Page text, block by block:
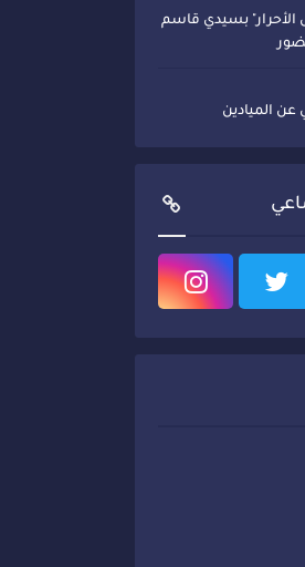
الأحرار" بسيدي قاسم
الميادين